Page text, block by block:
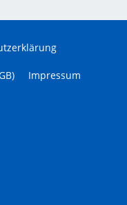
Impressum